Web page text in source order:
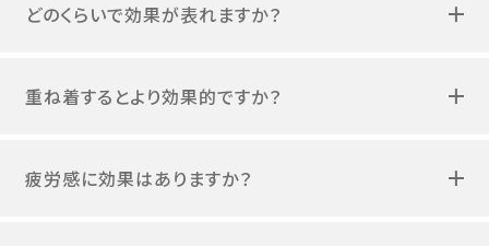
どのくらいで効果が表れますか？
重ね着するとより効果的ですか？
疲労感に効果はありますか？